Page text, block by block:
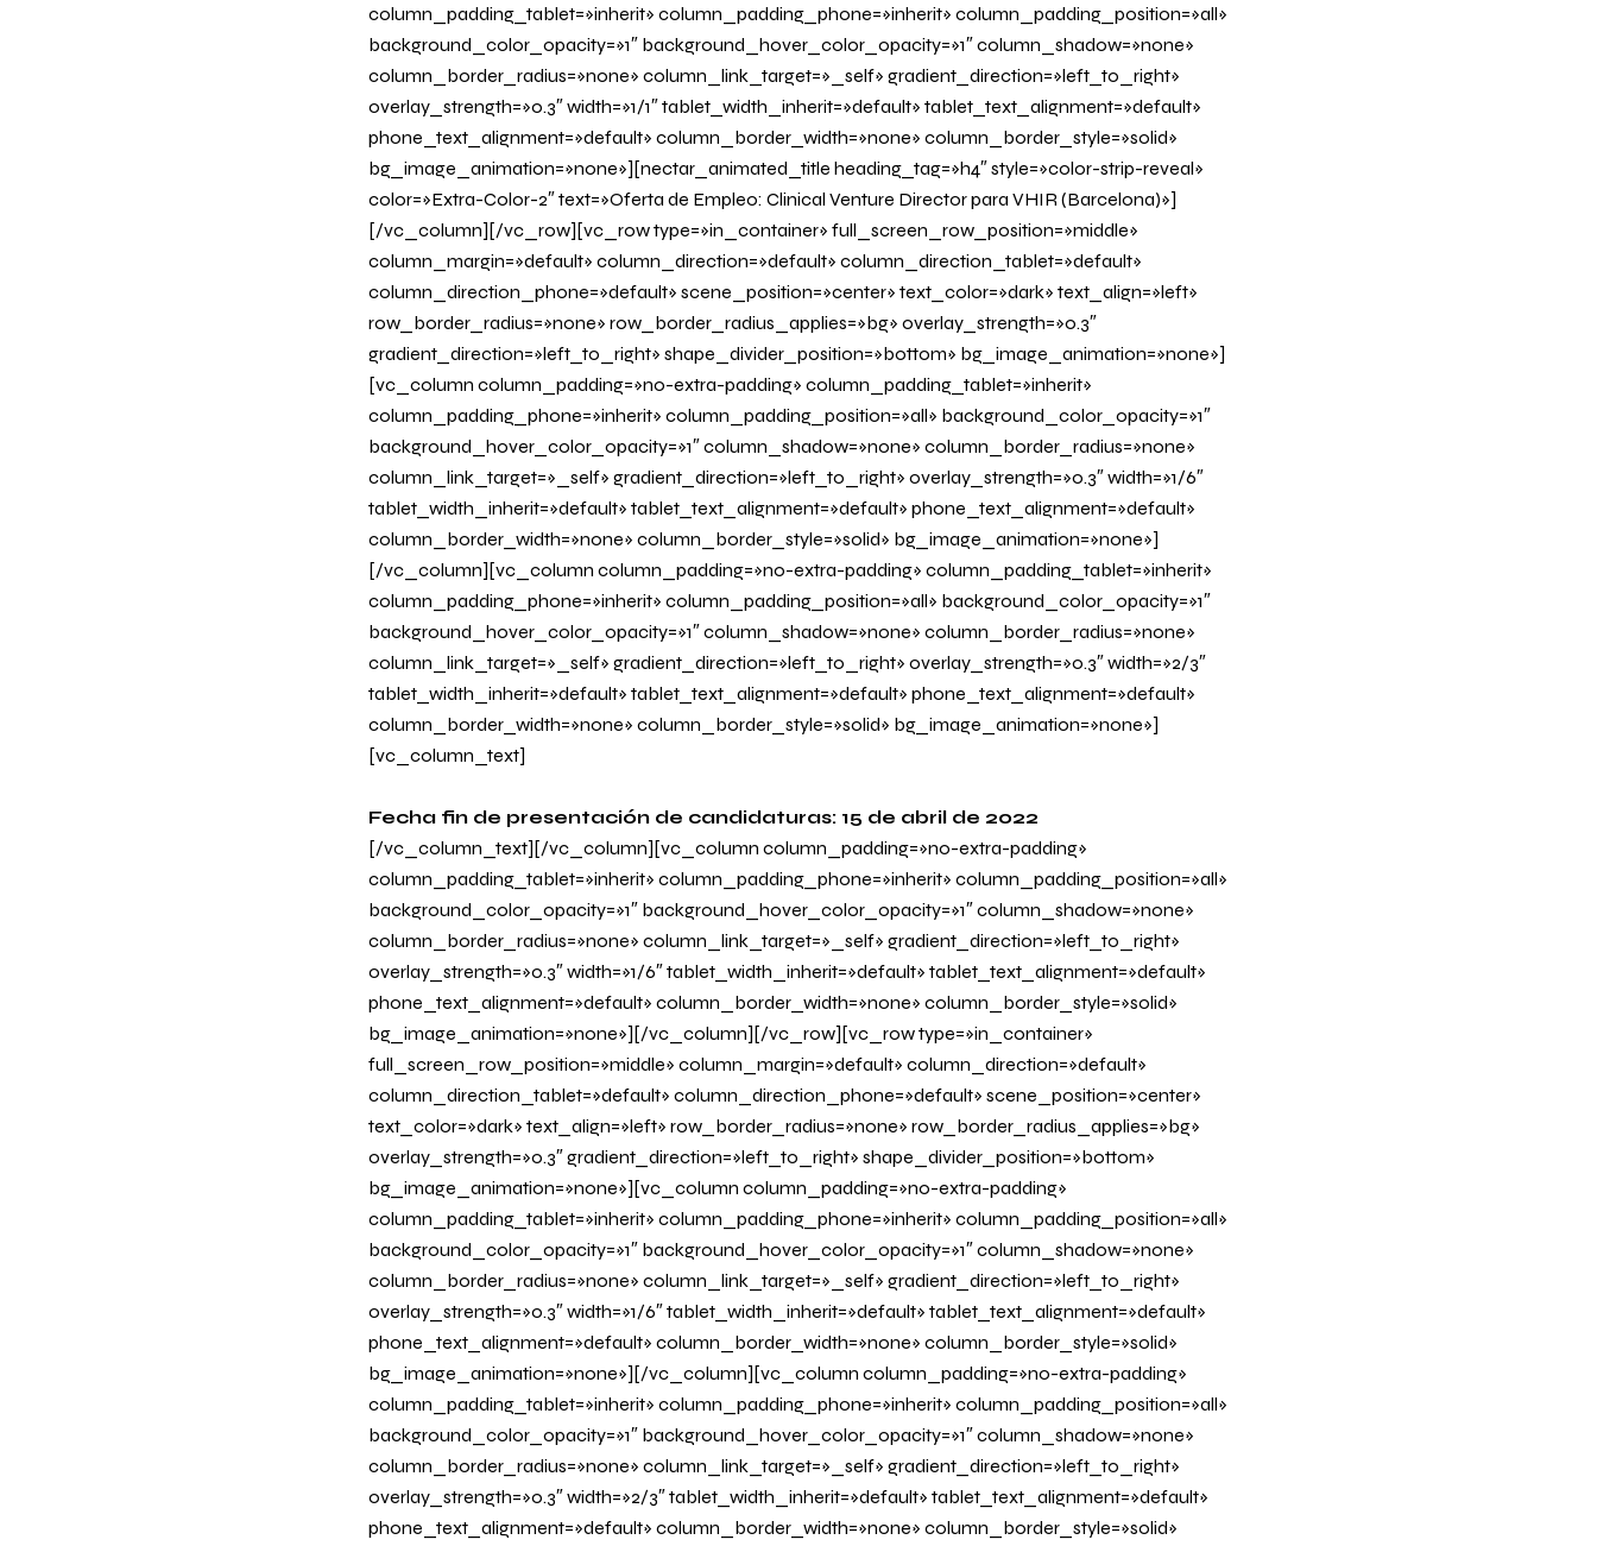
column_padding_tablet=»inherit» column_padding_phone=»inherit» column_padding_position=»all»
background_color_opacity=»1″ background_hover_color_opacity=»1″ column_shadow=»none»
column_border_radius=»none» column_link_target=»_self» gradient_direction=»left_to_right»
overlay_strength=»0.3″ width=»1/1″ tablet_width_inherit=»default» tablet_text_alignment=»default»
phone_text_alignment=»default» column_border_width=»none» column_border_style=»solid»
bg_image_animation=»none»][nectar_animated_title heading_tag=»h4″ style=»color-strip-reveal»
color=»Extra-Color-2″ text=»Oferta de Empleo: Clinical Venture Director para VHIR (Barcelona)»]
[/vc_column][/vc_row][vc_row type=»in_container» full_screen_row_position=»middle»
column_margin=»default» column_direction=»default» column_direction_tablet=»default»
column_direction_phone=»default» scene_position=»center» text_color=»dark» text_align=»left»
row_border_radius=»none» row_border_radius_applies=»bg» overlay_strength=»0.3″
gradient_direction=»left_to_right» shape_divider_position=»bottom» bg_image_animation=»none»]
[vc_column column_padding=»no-extra-padding» column_padding_tablet=»inherit»
column_padding_phone=»inherit» column_padding_position=»all» background_color_opacity=»1″
background_hover_color_opacity=»1″ column_shadow=»none» column_border_radius=»none»
column_link_target=»_self» gradient_direction=»left_to_right» overlay_strength=»0.3″ width=»1/6″
tablet_width_inherit=»default» tablet_text_alignment=»default» phone_text_alignment=»default»
column_border_width=»none» column_border_style=»solid» bg_image_animation=»none»]
[/vc_column][vc_column column_padding=»no-extra-padding» column_padding_tablet=»inherit»
column_padding_phone=»inherit» column_padding_position=»all» background_color_opacity=»1″
background_hover_color_opacity=»1″ column_shadow=»none» column_border_radius=»none»
column_link_target=»_self» gradient_direction=»left_to_right» overlay_strength=»0.3″ width=»2/3″
tablet_width_inherit=»default» tablet_text_alignment=»default» phone_text_alignment=»default»
column_border_width=»none» column_border_style=»solid» bg_image_animation=»none»]
[vc_column_text]
Fecha fin de presentación de candidaturas: 15 de abril de 2022
[/vc_column_text][/vc_column][vc_column column_padding=»no-extra-padding»
column_padding_tablet=»inherit» column_padding_phone=»inherit» column_padding_position=»all»
background_color_opacity=»1″ background_hover_color_opacity=»1″ column_shadow=»none»
column_border_radius=»none» column_link_target=»_self» gradient_direction=»left_to_right»
overlay_strength=»0.3″ width=»1/6″ tablet_width_inherit=»default» tablet_text_alignment=»default»
phone_text_alignment=»default» column_border_width=»none» column_border_style=»solid»
bg_image_animation=»none»][/vc_column][/vc_row][vc_row type=»in_container»
full_screen_row_position=»middle» column_margin=»default» column_direction=»default»
column_direction_tablet=»default» column_direction_phone=»default» scene_position=»center»
text_color=»dark» text_align=»left» row_border_radius=»none» row_border_radius_applies=»bg»
overlay_strength=»0.3″ gradient_direction=»left_to_right» shape_divider_position=»bottom»
bg_image_animation=»none»][vc_column column_padding=»no-extra-padding»
column_padding_tablet=»inherit» column_padding_phone=»inherit» column_padding_position=»all»
background_color_opacity=»1″ background_hover_color_opacity=»1″ column_shadow=»none»
column_border_radius=»none» column_link_target=»_self» gradient_direction=»left_to_right»
overlay_strength=»0.3″ width=»1/6″ tablet_width_inherit=»default» tablet_text_alignment=»default»
phone_text_alignment=»default» column_border_width=»none» column_border_style=»solid»
bg_image_animation=»none»][/vc_column][vc_column column_padding=»no-extra-padding»
column_padding_tablet=»inherit» column_padding_phone=»inherit» column_padding_position=»all»
background_color_opacity=»1″ background_hover_color_opacity=»1″ column_shadow=»none»
column_border_radius=»none» column_link_target=»_self» gradient_direction=»left_to_right»
overlay_strength=»0.3″ width=»2/3″ tablet_width_inherit=»default» tablet_text_alignment=»default»
phone_text_alignment=»default» column_border_width=»none» column_border_style=»solid»